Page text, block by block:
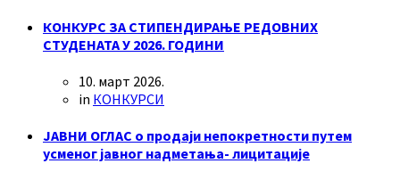
КОНКУРС ЗА СТИПЕНДИРАЊЕ РЕДОВНИХ
СТУДЕНАТА У 2026. ГОДИНИ
10. март 2026.
in КОНКУРСИ
ЈАВНИ ОГЛАС о продаји непокретности путем
усменог јавног надметања- лицитације